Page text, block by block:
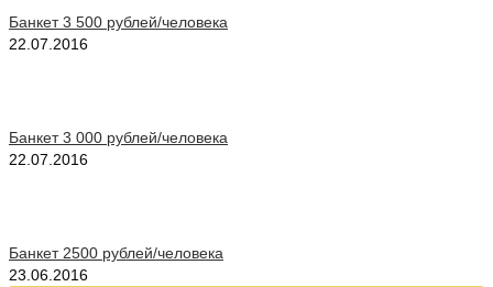
Банкет 3 500 рублей/человека
22.07.2016
Банкет 3 000 рублей/человека
22.07.2016
Банкет 2500 рублей/человека
23.06.2016